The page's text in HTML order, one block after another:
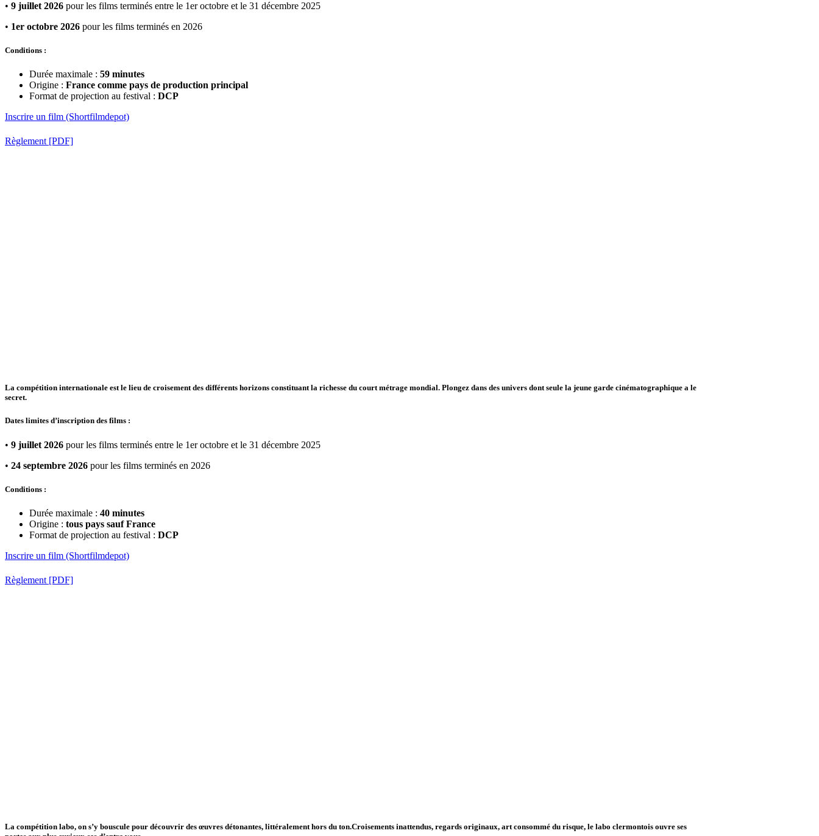
• 9 juillet 2026 pour les films terminés entre le 1er octobre et le 31 décembre 2025
• 1er octobre 2026 pour les films terminés en 2026
Conditions :
Durée maximale : 59 minutes
Origine : France comme pays de production principal
Format de projection au festival : DCP
Inscrire un film (Shortfilmdepot)
Règlement [PDF]
La compétition internationale est le lieu de croisement des différents horizons constituant la richesse du court métrage mondial. Plongez dans des univers dont seule la jeune garde cinématographique a le
secret.
Dates limites d’inscription des films :
• 9 juillet 2026 pour les films terminés entre le 1er octobre et le 31 décembre 2025
• 24 septembre 2026 pour les films terminés en 2026
Conditions :
Durée maximale : 40 minutes
Origine : tous pays sauf France
Format de projection au festival : DCP
Inscrire un film (Shortfilmdepot)
Règlement [PDF]
La compétition labo, on s’y bouscule pour découvrir des œuvres détonantes, littéralement hors du ton.Croisements inattendus, regards originaux, art consommé du risque, le labo clermontois ouvre ses